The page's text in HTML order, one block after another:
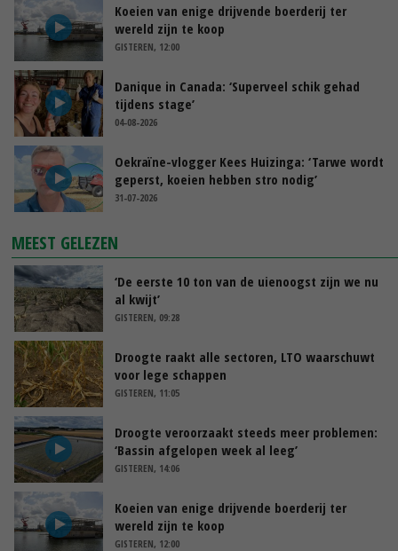
Koeien van enige drijvende boerderij ter
wereld zijn te koop
GISTEREN, 12:00
Danique in Canada: ‘Superveel schik gehad
tijdens stage’
04-08-2026
Oekraïne-vlogger Kees Huizinga: ‘Tarwe wordt
geperst, koeien hebben stro nodig’
31-07-2026
MEEST GELEZEN
‘De eerste 10 ton van de uienoogst zijn we nu
al kwijt’
GISTEREN, 09:28
Droogte raakt alle sectoren, LTO waarschuwt
voor lege schappen
GISTEREN, 11:05
Droogte veroorzaakt steeds meer problemen:
‘Bassin afgelopen week al leeg’
GISTEREN, 14:06
Koeien van enige drijvende boerderij ter
wereld zijn te koop
GISTEREN, 12:00